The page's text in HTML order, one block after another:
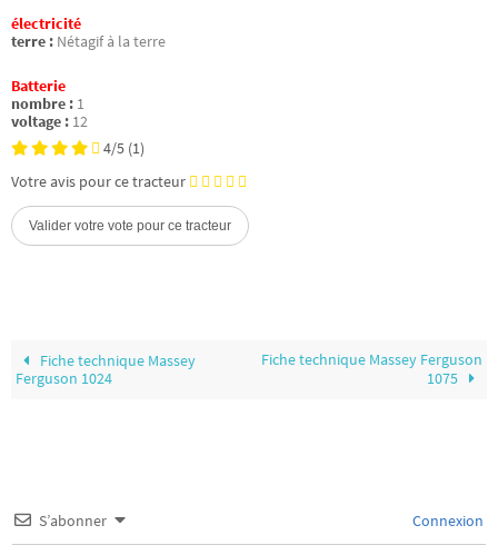
électricité
terre : Nétagif à la terre
Batterie
nombre : 1
voltage : 12
4/5 (1)
Votre avis pour ce tracteur
Fiche technique Massey
Ferguson 1024
Fiche technique Massey Ferguson
1075
S’abonner Connexion